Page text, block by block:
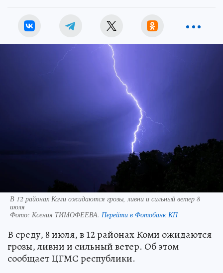
В 12 районах Коми ожидаются грозы, ливни и сильный ветер 8
июля
Фото: Ксения ТИМОФЕЕВА. Перейти в Фотобанк КП
В среду, 8 июля, в 12 районах Коми ожидаются
грозы, ливни и сильный ветер. Об этом
сообщает ЦГМС республики.